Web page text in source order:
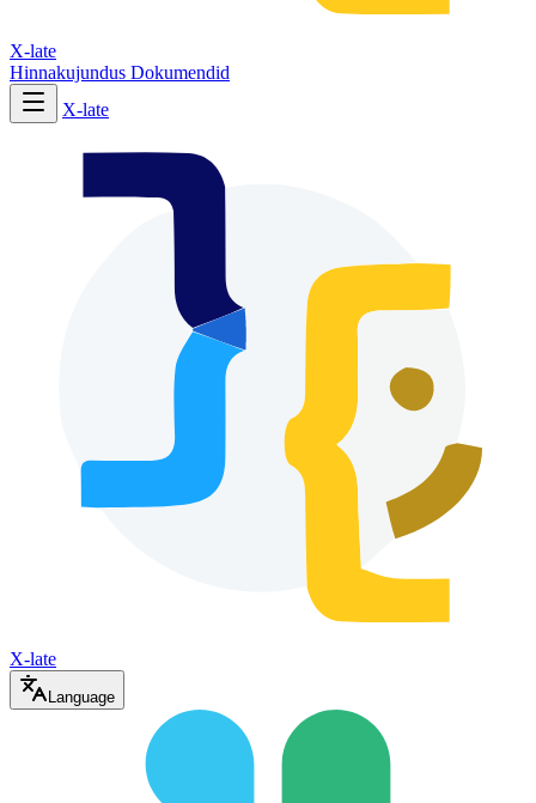
X-late
Hinnakujundus Dokumendid
X-late
X-late
Language